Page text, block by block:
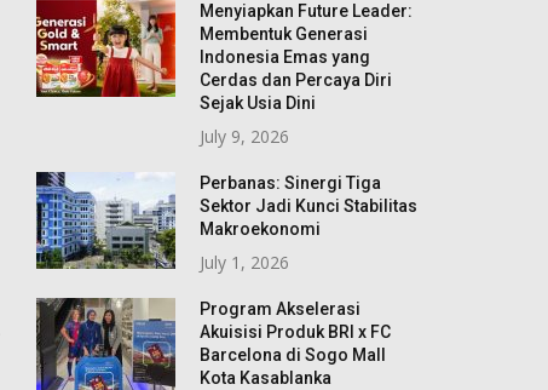
Menyiapkan Future Leader:
Membentuk Generasi
Indonesia Emas yang
Cerdas dan Percaya Diri
Sejak Usia Dini
July 9, 2026
Perbanas: Sinergi Tiga
Sektor Jadi Kunci Stabilitas
Makroekonomi
July 1, 2026
Program Akselerasi
Akuisisi Produk BRI x FC
Barcelona di Sogo Mall
Kota Kasablanka